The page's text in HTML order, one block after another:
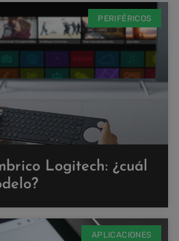
PERIFÉRICOS
Logitech: ¿cuál
APLICACIONES